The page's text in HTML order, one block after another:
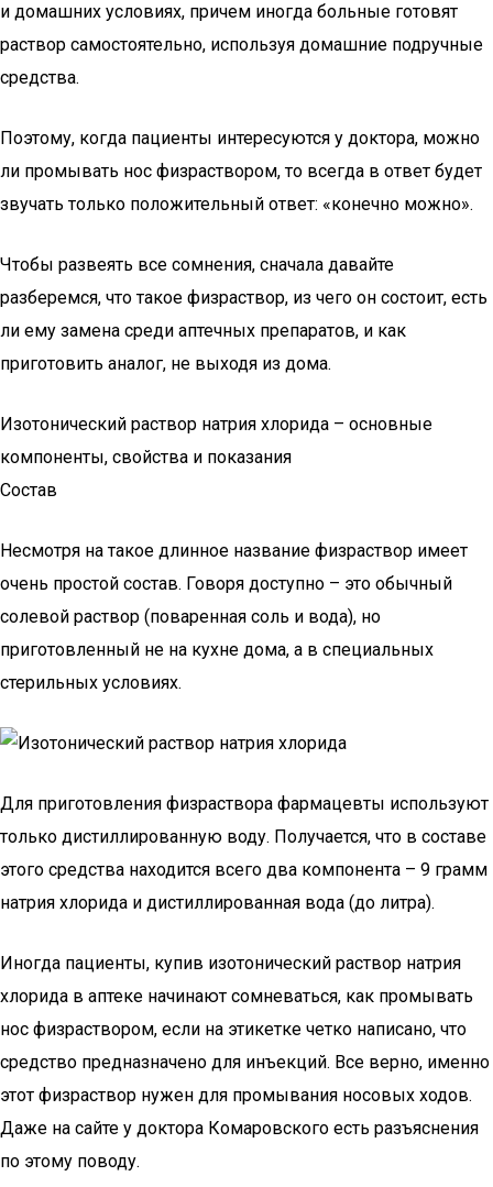
и домашних условиях, причем иногда больные готовят
раствор самостоятельно, используя домашние подручные
средства.
Поэтому, когда пациенты интересуются у доктора, можно
ли промывать нос физраствором, то всегда в ответ будет
звучать только положительный ответ: «конечно можно».
Чтобы развеять все сомнения, сначала давайте
разберемся, что такое физраствор, из чего он состоит, есть
ли ему замена среди аптечных препаратов, и как
приготовить аналог, не выходя из дома.
Изотонический раствор натрия хлорида – основные
компоненты, свойства и показания
Состав
Несмотря на такое длинное название физраствор имеет
очень простой состав. Говоря доступно – это обычный
солевой раствор (поваренная соль и вода), но
приготовленный не на кухне дома, а в специальных
стерильных условиях.
Для приготовления физраствора фармацевты используют
только дистиллированную воду. Получается, что в составе
этого средства находится всего два компонента – 9 грамм
натрия хлорида и дистиллированная вода (до литра).
Иногда пациенты, купив изотонический раствор натрия
хлорида в аптеке начинают сомневаться, как промывать
нос физраствором, если на этикетке четко написано, что
средство предназначено для инъекций. Все верно, именно
этот физраствор нужен для промывания носовых ходов.
Даже на сайте у доктора Комаровского есть разъяснения
по этому поводу.